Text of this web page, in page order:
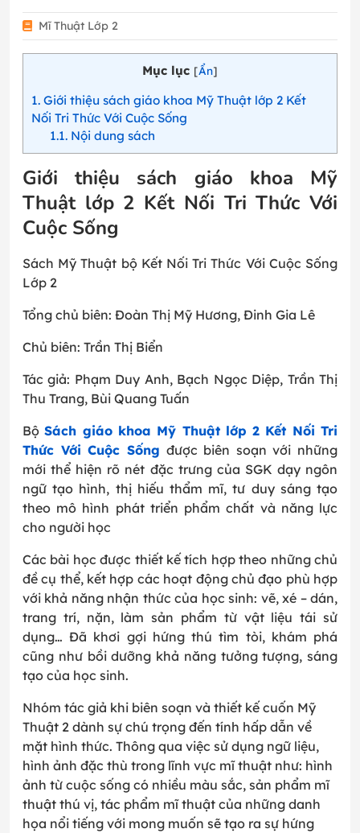
Mĩ Thuật Lớp 2
Mục lục [Ẩn]
1 Giới thiệu sách giáo khoa Mỹ Thuật lớp 2 Kết
Nối Tri Thức Với Cuộc Sống
1.1Nội dung sách
Giới thiệu sách giáo khoa Mỹ
Thuật lớp 2 Kết Nối Tri Thức Với
Cuộc Sống
Sách Mỹ Thuật bộ Kết Nối Tri Thức Với Cuộc Sống
Lớp 2
Tổng chủ biên: Đoàn Thị Mỹ Hương, Đinh Gia Lê
Chủ biên: Trần Thị Biển
Tác giả: Phạm Duy Anh, Bạch Ngọc Diệp, Trần Thị
Thu Trang, Bùi Quang Tuấn
BộSách giáo khoa Mỹ Thuật lớp 2 Kết Nối Tri
Thức Với Cuộc Sống được biên soạn với những
mới thể hiện rõ nét đặc trưng của SGK dạy ngôn
ngữ tạo hình, thị hiếu thẩm mĩ, tư duy sáng tạo
theo mô hình phát triển phẩm chất và năng lực
cho người học
Các bài học được thiết kế tích hợp theo những chủ
đề cụ thể, kết hợp các hoạt động chủ đạo phù hợp
với khả năng nhận thức của học sinh: vẽ, xé – dán,
trang trí, nặn, làm sản phẩm từ vật liệu tái sử
dụng… Đã khơi gợi hứng thú tìm tòi, khám phá
cũng như bồi dưỡng khả năng tưởng tượng, sáng
tạo của học sinh.
Nhóm tác giả khi biên soạn và thiết kế cuốn Mỹ
Thuật 2 dành sự chú trọng đến tính hấp dẫn về
mặt hình thức. Thông qua việc sử dụng ngữ liệu,
hình ảnh đặc thù trong lĩnh vực mĩ thuật như: hình
ảnh từ cuộc sống có nhiều màu sắc, sản phẩm mĩ
thuật thú vị, tác phẩm mĩ thuật của những danh
họa nổi tiếng với mong muốn sẽ tạo ra sự hứng